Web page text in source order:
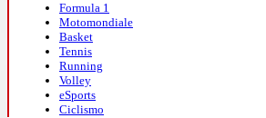
Formula 1
Motomondiale
Basket
Tennis
Running
Volley
eSports
Ciclismo